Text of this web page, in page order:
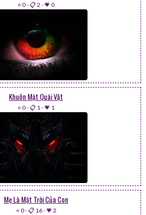
⭐ 0-📋 2 -💗 0
Khuôn Mặt Quái Vật
⭐ 0-📋 1-💗 1
Mẹ Là Mặt Trời Của Con
⭐ 0-📋 16-💗 2